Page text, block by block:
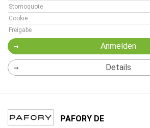
Stornoquote
Cookie
Freigabe
Anmelden
Details
PAFORY DE